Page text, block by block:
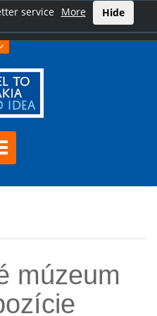
service More Hide
múzeum